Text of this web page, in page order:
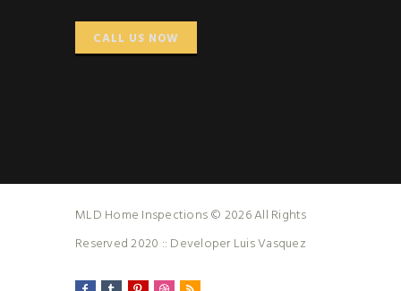
CALL US NOW
MLD Home Inspections © 2026 All Rights
Reserved 2020 :: Developer Luis Vasquez